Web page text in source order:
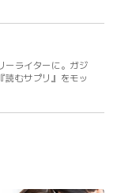
ーライターに。ガジ
読むサプリ』をモッ